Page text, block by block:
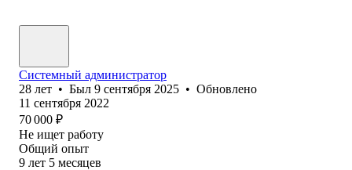
Системный администратор
28 лет • Был 9 сентября 2025 • Обновлено
11 сентября 2022
70 000 ₽
Не ищет работу
Общий опыт
9 лет 5 месяцев